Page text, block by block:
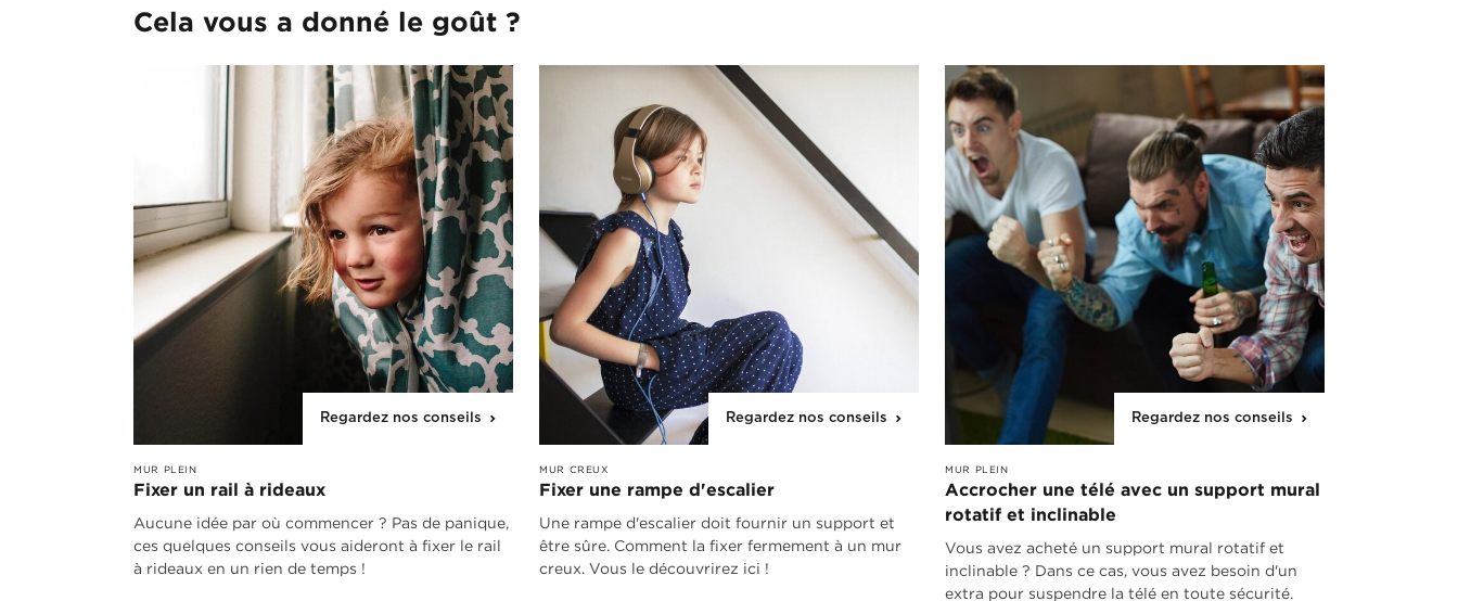
Cela vous a donné le goût ?
Regardez nos conseils
MUR PLEIN
Fixer un rail à rideaux
Aucune idée par où commencer ? Pas de panique,
ces quelques conseils vous aideront à fixer le rail
à rideaux en un rien de temps !
Regardez nos conseils
MUR CREUX
Fixer une rampe d'escalier
Une rampe d'escalier doit fournir un support et
être sûre. Comment la fixer fermement à un mur
creux. Vous le découvrirez ici !
Regardez nos conseils
MUR PLEIN
Accrocher une télé avec un support mural
rotatif et inclinable
Vous avez acheté un support mural rotatif et
inclinable ? Dans ce cas, vous avez besoin d'un
extra pour suspendre la télé en toute sécurité.